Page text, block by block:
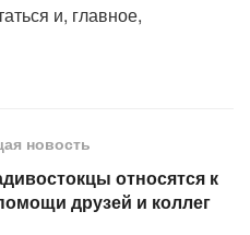
и, главное,
новость
относятся к
друзей и коллег